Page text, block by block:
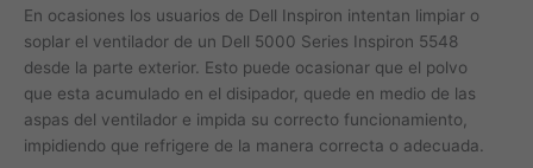
En ocasiones los usuarios de Dell Inspiron intentan limpiar o
soplar el ventilador de un Dell 5000 Series Inspiron 5548
desde la parte exterior. Esto puede ocasionar que el polvo
que esta acumulado en el disipador, quede en medio de las
aspas del ventilador e impida su correcto funcionamiento,
impidiendo que refrigere de la manera correcta o adecuada.